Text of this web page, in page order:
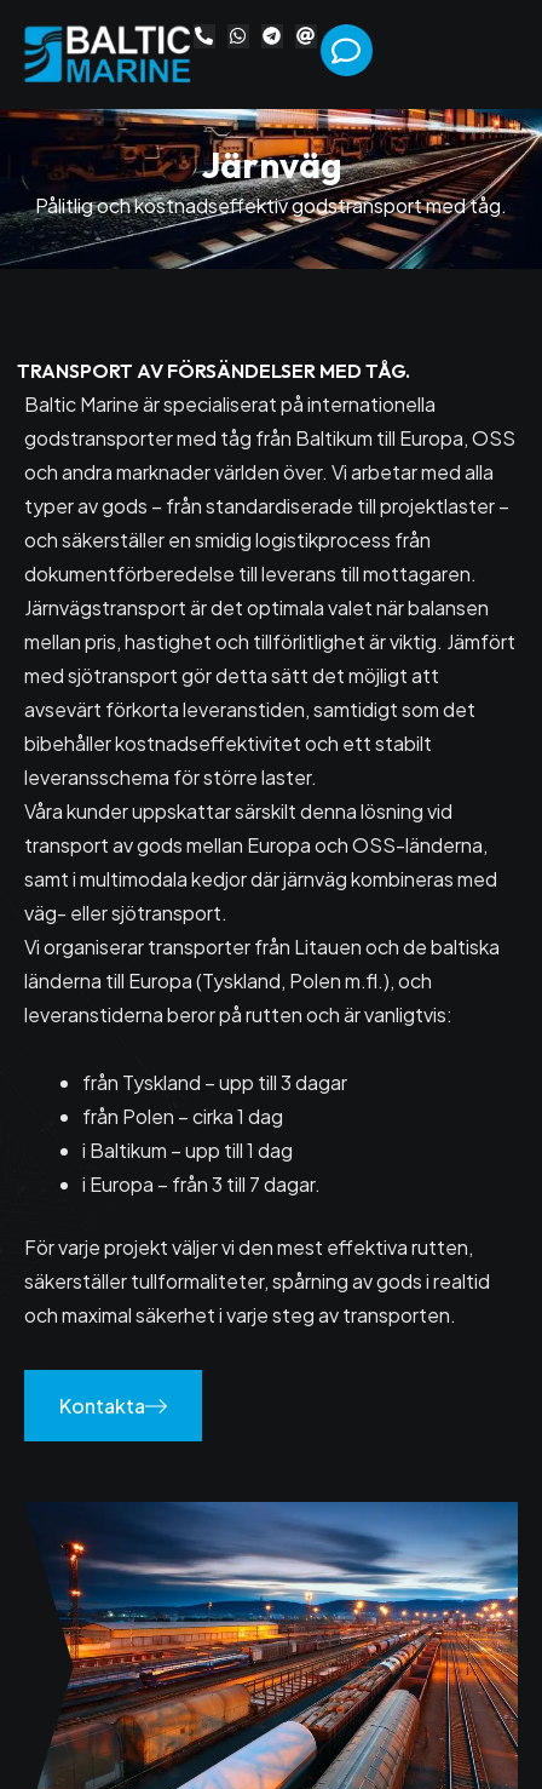
Järnväg
Pålitlig och kostnadseffektiv godstransport med tåg.
TRANSPORT AV FÖRSÄNDELSER MED TÅG.
Baltic Marine är specialiserat på internationella
godstransporter med tåg från Baltikum till Europa, OSS
och andra marknader världen över. Vi arbetar med alla
typer av gods – från standardiserade till projektlaster –
och säkerställer en smidig logistikprocess från
dokumentförberedelse till leverans till mottagaren.
Järnvägstransport är det optimala valet när balansen
mellan pris, hastighet och tillförlitlighet är viktig. Jämfört
med sjötransport gör detta sätt det möjligt att
avsevärt förkorta leveranstiden, samtidigt som det
bibehåller kostnadseffektivitet och ett stabilt
leveransschema för större laster.
Våra kunder uppskattar särskilt denna lösning vid
transport av gods mellan Europa och OSS-länderna,
samt i multimodala kedjor där järnväg kombineras med
väg- eller sjötransport.
Vi organiserar transporter från Litauen och de baltiska
länderna till Europa (Tyskland, Polen m.fl.), och
leveranstiderna beror på rutten och är vanligtvis:
från Tyskland – upp till 3 dagar
från Polen – cirka 1 dag
i Baltikum – upp till 1 dag
i Europa – från 3 till 7 dagar.
För varje projekt väljer vi den mest effektiva rutten,
säkerställer tullformaliteter, spårning av gods i realtid
och maximal säkerhet i varje steg av transporten.
Kontakta